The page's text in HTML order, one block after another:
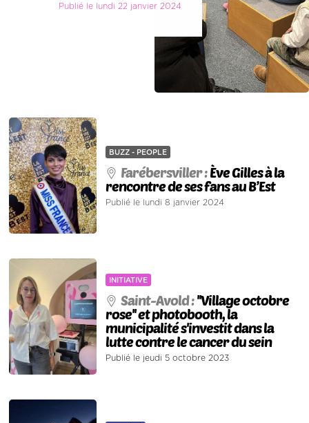
Publié le lundi 22 janvier 2024
BUZZ - PEOPLE
Farébersviller :Ève Gilles à la
rencontre de ses fans au B’Est
Publié le lundi 8 janvier 2024
INITIATIVE
Saint-Avold :''Village octobre
rose'' et photobooth, la
municipalité s'investit dans la
lutte contre le cancer du sein
Publié le jeudi 5 octobre 2023